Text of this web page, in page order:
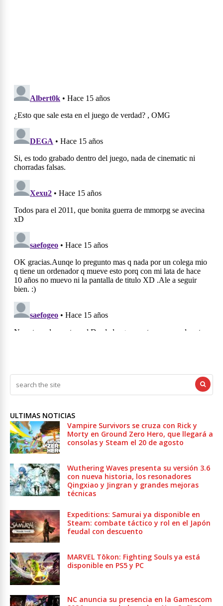
ULTIMAS NOTICIAS
Vampire Survivors se cruza con Rick y
Morty en Ground Zero Hero, que llegará a
consolas y Steam el 20 de agosto
Wuthering Waves presenta su versión 3.6
con nueva historia, los resonadores
Qingxiao y Jingran y grandes mejoras
técnicas
Expeditions: Samurai ya disponible en
Steam: combate táctico y rol en el Japón
feudal con descuento
MARVEL Tōkon: Fighting Souls ya está
disponible en PS5 y PC
NC anuncia su presencia en la Gamescom